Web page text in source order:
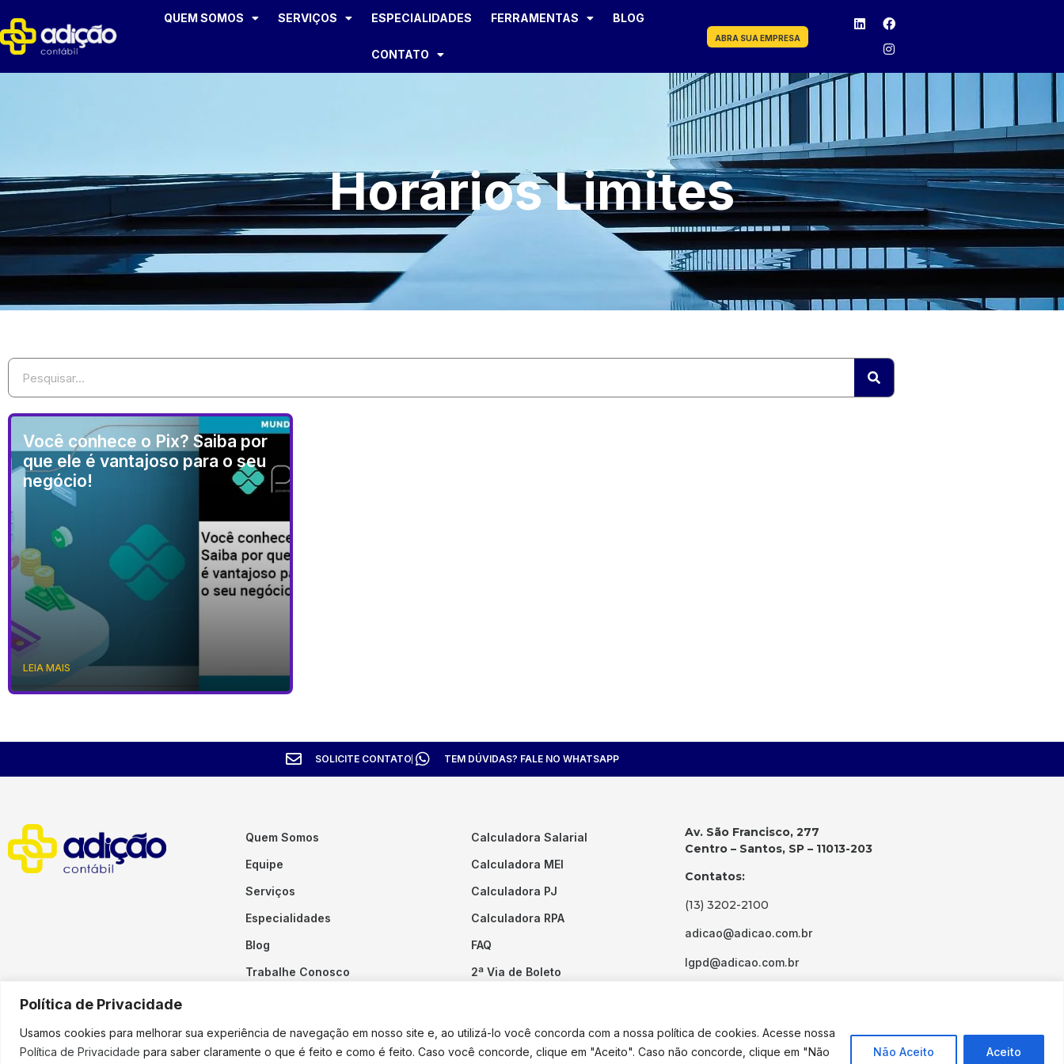
Política de Privacidade
Usamos cookies para melhorar sua experiência de navegação em nosso site e, ao utilizá-lo você concorda com a nossa política de cookies. Acesse nossa
Política de Privacidade para saber claramente o que é feito e como é feito. Caso você concorde, clique em "Aceito". Caso não concorde, clique em "Não
Não Aceito Aceito
QUEM SOMOS SERVIÇOS ESPECIALIDADES FERRAMENTAS BLOG
CONTATO
ABRA SUA EMPRESA
Horários Limites
Você conhece o Pix? Saiba por
que ele é vantajoso para o seu
negócio!
LEIA MAIS
SOLICITE CONTATO TEM DÚVIDAS? FALE NO WHATSAPP
Quem Somos
Equipe
Serviços
Especialidades
Blog
Trabalhe Conosco
Calculadora Salarial
Calculadora MEI
Calculadora PJ
Calculadora RPA
FAQ
2ª Via de Boleto
Av. São Francisco, 277
Centro – Santos, SP – 11013-203
Contatos:
(13) 3202-2100
adicao@adicao.com.br
lgpd@adicao.com.br